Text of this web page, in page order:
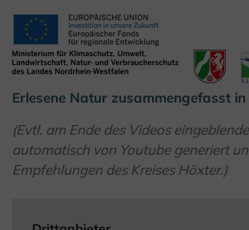
Erlesene Natur zusammengefasst
(Evtl. am Ende des Videos
automatisch von Youtube generiert
Empfehlungen des Kreises Höxter.)